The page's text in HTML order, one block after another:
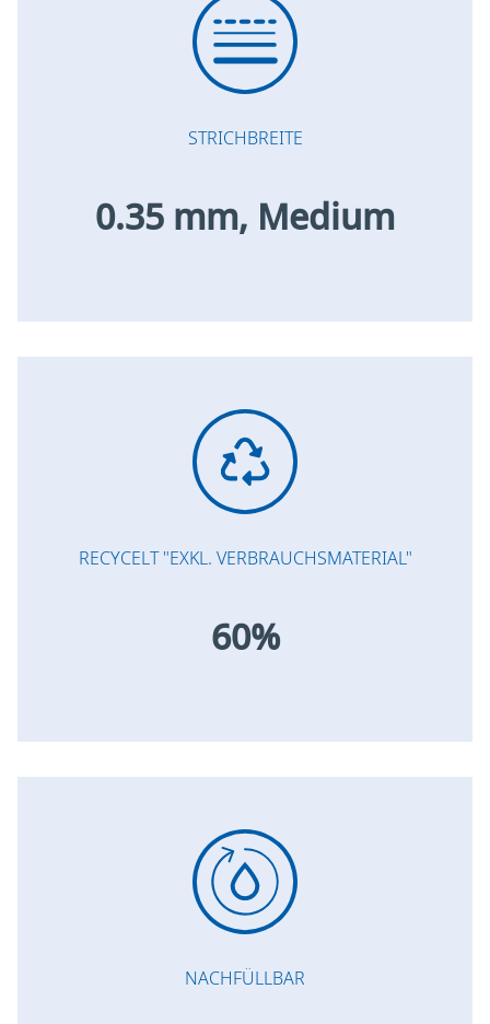
STRICHBREITE
0.35 mm, Medium
RECYCELT "EXKL. VERBRAUCHSMATERIAL"
60%
NACHFÜLLBAR